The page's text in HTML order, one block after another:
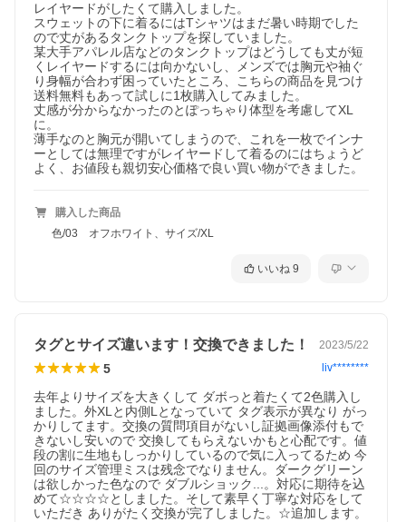
レイヤードがしたくて購入しました。
スウェットの下に着るにはTシャツはまだ暑い時期でした
ので丈があるタンクトップを探していました。
某大手アパレル店などのタンクトップはどうしても丈が短
くレイヤードするには向かないし、メンズでは胸元や袖ぐ
り身幅が合わず困っていたところ、こちらの商品を見つけ
送料無料もあって試しに1枚購入してみました。
丈感が分からなかったのとぽっちゃり体型を考慮してXL
に。
薄手なのと胸元が開いてしまうので、これを一枚でインナ
ーとしては無理ですがレイヤードして着るのにはちょうど
よく、お値段も親切安心価格で良い買い物ができました。
購入した商品
色/03 オフホワイト、サイズ/XL
いいね 9
タグとサイズ違います！交換できました！ 2023/5/22
5 liv********
去年よりサイズを大きくして ダボっと着たくて2色購入し
ました。外XLと内側Lとなっていて タグ表示が異なり がっ
かりしてます。交換の質問項目がないし証拠画像添付もで
きないし安いので 交換してもらえないかもと心配です。値
段の割に生地もしっかりしているので気に入ってるため 今
回のサイズ管理ミスは残念でなりません。ダークグリーン
は欲しかった色なので ダブルショック...。対応に期待を込
めて☆☆☆☆としました。そして素早く丁寧な対応をして
いただき ありがたく交換が完了しました。☆追加します。